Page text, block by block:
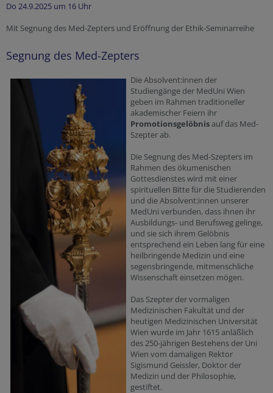
Do 24.9.2025 um 16 Uhr
Mit Segnung des Med-Zepters und Eröffnung der Ethik-Seminarreihe
Segnung des Med-Zepters
Die Absolvent:innen der
Studiengänge der MedUni Wien
geben im Rahmen traditioneller
akademischer Feiern ihr
Promotionsgelöbnisauf das Med-
Szepter ab.
Die Segnung des Med-Szepters im
Rahmen des ökumenischen
Gottesdienstes wird mit einer
spirituellen Bitte für die Studierenden
und die Absolvent:innen unserer
MedUni verbunden, dass ihnen ihr
Ausbildungs- und Berufsweg gelinge,
und sie sich ihrem Gelöbnis
entsprechend ein Leben lang für eine
heilbringende Medizin und eine
segensbringende, mitmenschliche
Wissenschaft einsetzen mögen.
Das Szepter der vormaligen
Medizinischen Fakultät und der
heutigen Medizinischen Universität
Wien wurde im Jahr 1615 anläßlich
des 250-jährigen Bestehens der Uni
Wien vom damaligen Rektor
Sigismund Geissler, Doktor der
Medizin und der Philosophie,
gestiftet.